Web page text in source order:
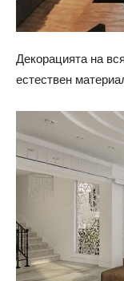
Декорацията на
естествен